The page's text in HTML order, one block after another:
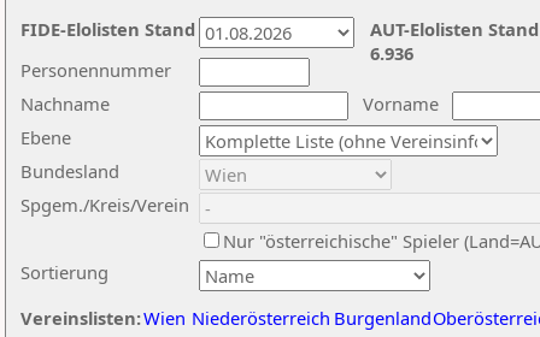
Nachname
Vorname
Ebene
Sortierung
Personennummer
Bundesland
Spgem./Kreis/Verein
Nur "österreichische" Spieler
Vereinslisten:Wien Niederösterreich Burgenland
AUT-Elolisten
6.936
FIDE-Elolisten Stand